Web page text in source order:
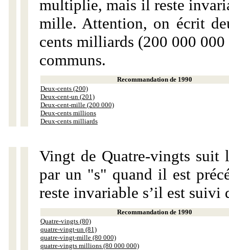
multiplie, mais il reste
mille. Attention, on écrit
cents milliards (200 000
communs.
Recommandation de 1990
Deux-cents (200)
Deux-cent-un (201)
Deux-cent-mille (200 000)
Deux-cents millions
Deux-cents milliards
Vingt de Quatre-vingts suit
par un "s" quand il est
reste invariable s’il est suivi
Recommandation de 1990
Quatre-vingts (80)
quatre-vingt-un (81)
quatre-vingt-mille (80 000)
quatre-vingts millions (80 000 000)